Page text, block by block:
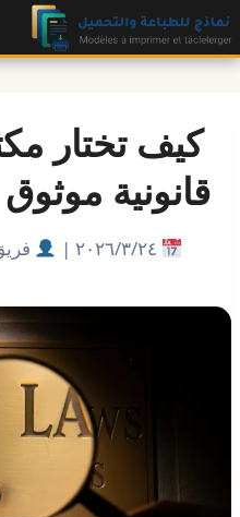
التجاوز
إلى
المحتوى
كيف تختار
قانونية